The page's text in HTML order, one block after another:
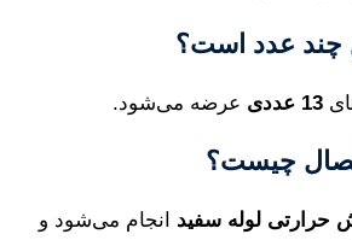
چند عدد است؟
13 عددی عرضه می‌شود.
چیست؟
حرارتی لوله سفید انجام می‌شود و